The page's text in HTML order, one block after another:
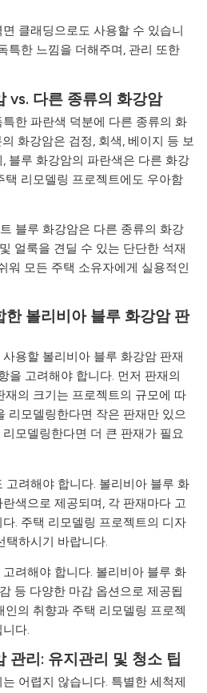
클래딩으로도 사용할 수 있습니
특한 느낌을 더해주며, 관리 또한
vs. 다른 종류의 화강암
한 파란색 덕분에 다른 종류의 화
화강암은 검정, 회색, 베이지 등 보
블루 화강암의 파란색은 다른 화강
택 리모델링 프로젝트에도 우아함
블루 화강암은 다른 종류의 화강
얼룩을 견딜 수 있는 단단한 석재
워 모든 주택 소유자에게 실용적인
한 볼리비아 블루 화강암 판
용할 볼리비아 블루 화강암 판재
을 고려해야 합니다. 먼저 판재의
재의 크기는 프로젝트의 규모에 따
리모델링한다면 작은 판재만 있으
모델링한다면 더 큰 판재가 필요
고려해야 합니다. 볼리비아 블루 화
색으로 제공되며, 각 판재마다 고
. 주택 리모델링 프로젝트의 디자
택하시기 바랍니다.
려해야 합니다. 볼리비아 블루 화
등 다양한 마감 옵션으로 제공됩
인의 취향과 주택 리모델링 프로젝
다.
관리: 유지관리 및 청소 팁
어렵지 않습니다. 특별한 세척제